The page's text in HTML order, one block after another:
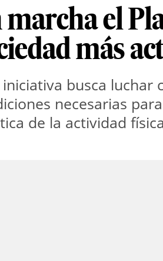
marcha el
más
iniciativa busca luchar
necesarias
de la actividad física